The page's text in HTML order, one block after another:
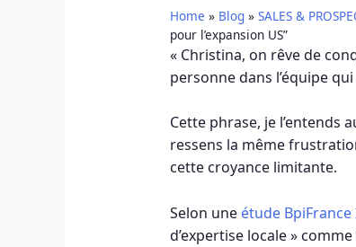
Home » Blog» SALES &
pour l’expansion US”
« Christina, on rêve de
personne dans l’équipe
Cette phrase, je l’entends
ressens la même
cette croyance limitante.
Selon une étude BpiFrance
d’expertise locale »